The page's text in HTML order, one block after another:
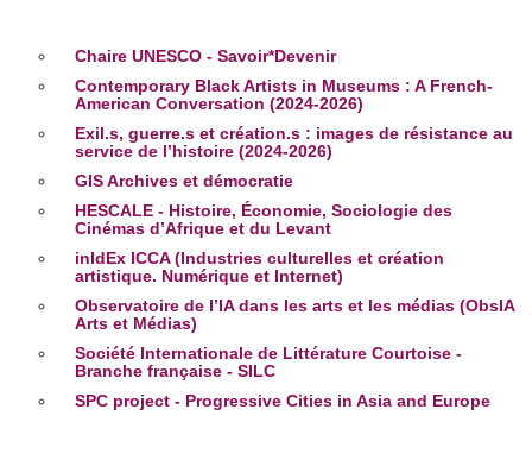
Chaire UNESCO - Savoir*Devenir
Contemporary Black Artists in Museums : A French-
American Conversation (2024-2026)
Exil.s, guerre.s et création.s : images de résistance au
service de l’histoire (2024-2026)
GIS Archives et démocratie
HESCALE - Histoire, Économie, Sociologie des
Cinémas d’Afrique et du Levant
inIdEx ICCA (Industries culturelles et création
artistique. Numérique et Internet)
Observatoire de l’IA dans les arts et les médias (ObsIA
Arts et Médias)
Société Internationale de Littérature Courtoise -
Branche française - SILC
SPC project - Progressive Cities in Asia and Europe